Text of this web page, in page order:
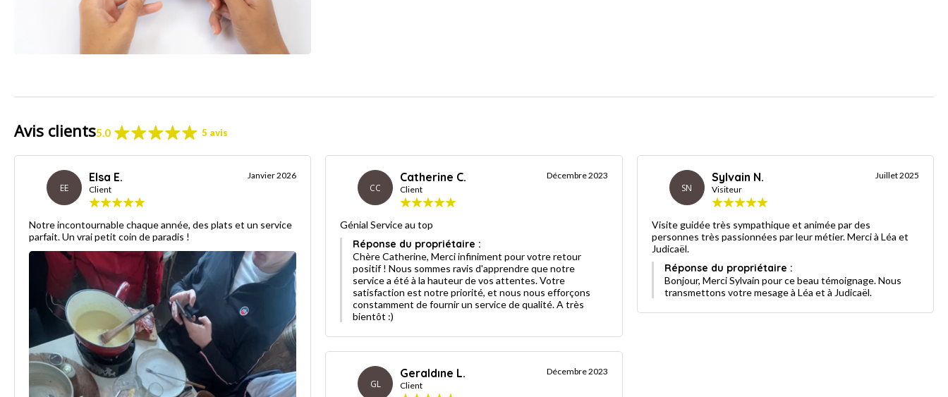
Avis clients5.0 5 avis
EE
Elsa E.
Client
Janvier 2026
Notre incontournable chaque année, des plats et un service
parfait. Un vrai petit coin de paradis !
CC
Catherine C.
Client
Décembre 2023
Génial Service au top
Réponse du propriétaire :
Chère Catherine, Merci infiniment pour votre retour
positif ! Nous sommes ravis d'apprendre que notre
service a été à la hauteur de vos attentes. Votre
satisfaction est notre priorité, et nous nous efforçons
constamment de fournir un service de qualité. A très
bientôt :)
GL
Geraldıne L.
Client
Décembre 2023
SN
Sylvain N.
Visiteur
Juillet 2025
Visite guidée très sympathique et animée par des
personnes très passionnées par leur métier. Merci à Léa et
Judicaël.
Réponse du propriétaire :
Bonjour, Merci Sylvain pour ce beau témoignage. Nous
transmettons votre mesage à Léa et à Judicaël.